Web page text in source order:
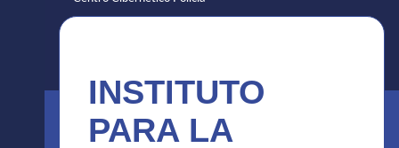
INSTITUTO
PARA LA